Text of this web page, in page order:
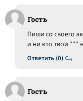
Гость
Ответить (0)
Пиши со своего
и ни кто твои ***
Гость